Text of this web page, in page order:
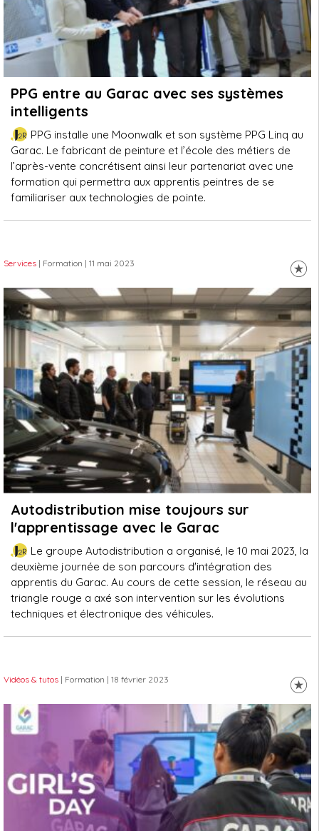
PPG entre au Garac avec ses systèmes
intelligents
PPG installe une Moonwalk et son système PPG Linq au
Garac. Le fabricant de peinture et l’école des métiers de
l’après-vente concrétisent ainsi leur partenariat avec une
formation qui permettra aux apprentis peintres de se
familiariser aux technologies de pointe.
Services | Formation | 11 mai 2023
Autodistribution mise toujours sur
l'apprentissage avec le Garac
Le groupe Autodistribution a organisé, le 10 mai 2023, la
deuxième journée de son parcours d'intégration des
apprentis du Garac. Au cours de cette session, le réseau au
triangle rouge a axé son intervention sur les évolutions
techniques et électronique des véhicules.
Vidéos & tutos | Formation | 18 février 2023